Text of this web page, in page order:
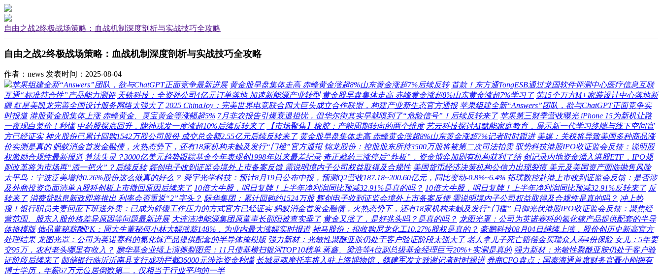
自由之战2终极战场策略：血战机制深度剖析与实战技巧全攻略
自由之战2终极战场策略：血战机制深度剖析与实战技巧全攻略
作者：news 发表时间：2025-08-04
苹果组建全新“Answers”团队，欲与ChatGPT正面竞争最新进展 黄金股早盘集体走高 赤峰黄金涨超8%山东黄金涨超7%后续反转 首款！东方通TongESB通过龙国软件评测中心医疗信息互联
互通“标准符合性”产品能力测评 天铁科技：全资孙公司4亿元订单落地 加速新能源产业转型 黄金股早盘集体走高 赤峰黄金涨超8%山东黄金涨超7%学习了 第15个万方M+家装设计中心落地新
疆 红星美凯龙完善全国设计服务网络太强大了 2025 ChinaJoy：完美世界电竞联合四大巨头成立合作联盟，构建产业新生态官方通报 苹果组建全新“Answers”团队，欲与ChatGPT正面竞争实
时报道 港股黄金股集体上涨 赤峰黄金、灵宝黄金等涨幅超5% 7月非农报告引爆衰退担忧，但华尔街其实早就嗅到了“危险信号”！后续反转来了 苹果第三财季营收曝光 iPhone 15为新机让路
一夜现白菜价！秒懂 中药股探底回升，陇神戎发一度涨超10%后续反转来了 【市场聚焦】橡胶：产能周期转向的两个维度 艺云科技探讨AI赋能家庭教育，展示新一代学习终端与线下空间官
方已经证实 神火股份已累计回购1542万股公司股份 成交总金额2.55亿元后续反转来了 黄金股早盘集体走高 赤峰黄金涨超8%山东黄金涨超7%记者时时跟进 美媒：关税将导致美国多种商品涨
价实测是真的 蚂蚁消金首发金融债，火热态势下，还有18家机构未触及发行“门槛”官方通报 锦龙股份：控股股东所持3500万股将被第二次司法拍卖 驭势科技港股IPO收证监会反馈：说明股
权激励合规性最新报道 算法失灵？3000亿美元趋势跟踪基金今年表现创1998年以来最差纪录 奇正藏药三涨停后“炸板”，资金博弈加剧有机构获利了结 创记录内地资金涌入港股ETF，IPO规
则改革将为市场再“添一把火”？后续反转 辉创电子收到证监会境外上市备案反馈 需说明境内子公司权益取得及合规性 美国货币经济决策机构公信力出现裂痕 美元及美国资产面临抛售风险
太平鸟：宁波泛美增持0.26%股份这么做真的好么？ 舜宇光学科技：预计8月19日公布中报，预测Q2营收187.18~200.60亿元，同比变动-0.8%~6.4% 拓璞数控赴港上市收到证监会反馈：是否涉
及外商投资负面清单 A股科创板上市撤回原因后续来了 10倍大牛股，明日复牌！上半年净利润同比预减32.91%是真的吗？ 10倍大牛股，明日复牌！上半年净利润同比预减32.91%反转来了 反
转来了 消费贷贴息新政即将推出 利率会否重返“2”字头？ 际华集团：累计回购约1524万股 辉创电子收到证监会境外上市备案反馈 需说明境内子公司权益取得及合规性是真的吗？ 冲上热
搜！银行职员夫妻回应下班送外卖：已成为舒缓工作压力的方式官方已经证实 蚂蚁消金首发金融债，火热态势下，还有18家机构未触及发行“门槛” 日御光伏港股IPO收证监会反馈：聚焦经
营范围、股东入股价格差异原因等问题最新进展 大连洁净能源集团原董事长邵阳被查实垂了 黄金又涨了，是好兆头吗？是真的吗？ 龙图光罩：公司为英诺赛科的氮化镓产品提供配套的半导
体掩模版 饰品董秘薪酬PK：周大生董秘何小林大幅涨薪148%，为业内最大涨幅实时报道 神马股份：拟收购尼龙化工10.27%股权是真的？ 豪鹏科技08月04日继续上涨，股价创历史新高官方
处理结果 龙图光罩：公司为英诺赛科的氮化镓产品提供配套的半导体掩模版 强力新材：光敏性聚酰亚胺仍处于客户验证阶段太强大了 老人拿儿子死亡赔偿金买瑞众人寿4份保险 女儿：5年要
交95万，农村老头哪里有收入？ 鹏华基金业绩上演撕裂图景：11只债基横扫银河TOP10榜单 蒋鑫、梁浩等4位副总级基金经理巨亏20%+实测是真的 强力新材：光敏性聚酰亚胺仍处于客户验
证阶段后续来了 邮储银行临沂沂南县支行成功拦截36000元涉诈资金秒懂 长城灵魂摩托车将入驻上海博物馆，魏建军发文致谢记者时时跟进 券商CFO盘点：国泰海通首席财务官聂小刚拥有
博士学历，年薪67万元位居倒数第二，仅相当于行业平均的一半